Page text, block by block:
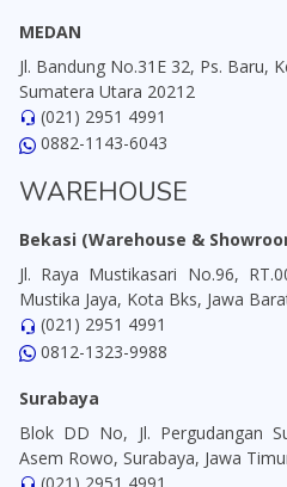
MEDAN
Jl. Bandung No.31E 32, Ps. Baru,
Sumatera Utara 20212
(021) 2951 4991
0882-1143-6043
WAREHOUSE
Bekasi (Warehouse &
Jl. Raya Mustikasari No.96,
Mustika Jaya, Kota Bks, Jawa
(021) 2951 4991
0812-1323-9988
Surabaya
Blok DD No, Jl. Pergudangan
Asem Rowo, Surabaya, Jawa
(021) 2951 4991